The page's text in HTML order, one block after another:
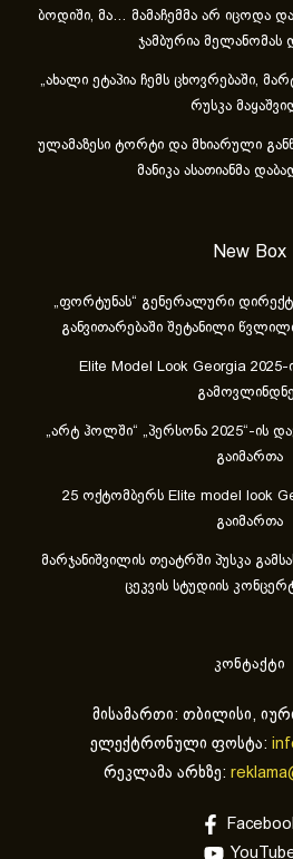
ბოდიში, მა… მამაჩემმა არ იცოდა და
ჯამბურია მელანომას
„ახა­ლი ეტა­პია ჩემს ცხოვ­რე­ბა­ში,
რუსკა
ულამაზესი ტორტი და მხიარული
მანიკა ასათიანმა
New Box
„ფორტუნას“ გენერალური
განვითარებაში შეტანილი
Elite Model Look Georgia 2025-
„არტ ჰოლში“ „პერსონა 2025“-ის
გაიმართა
25 ოქტომბერს Elite model look
გაიმართა
მარჯანიშვილის თეატრში პუსკა
ცეკვის სტუდიის
კონტაქტი
მისამართი: თბილისი,
ელექტრონული ფოსტა:
რეკლამა არხზე: